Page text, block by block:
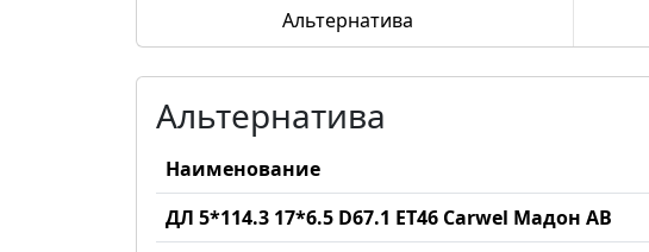
Альтернатива
Альтернатива
Наименование
ДЛ 5*114.3 17*6.5 D67.1 ET46 Carwel Мадон AB